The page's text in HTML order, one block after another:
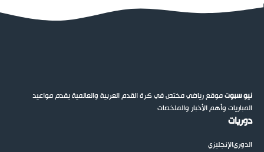
نيو سبوتموقع رياضي مختص في كرة القدم العربية والعالمية يقدم مواعيد
المباريات وأهم الأخبار والملخصات
دوريات
الدوريالإنجليزي